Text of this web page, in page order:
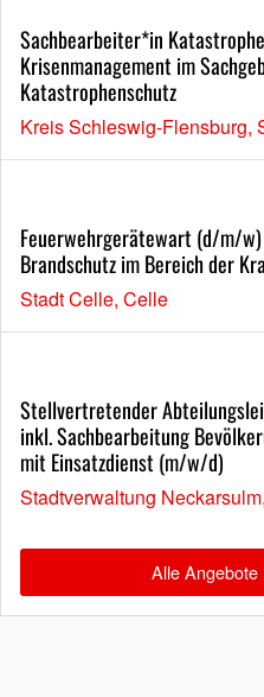
Sachbearbeiter*in
Krisenmanagement im
Katastrophenschutz
Kreis Schleswig-Flensburg,
Feuerwehrgerätewart (d/m/
Brandschutz im Bereich der
Stadt Celle, Celle
Stellvertretender
inkl. Sachbearbeitung
mit Einsatzdienst (m/w/d)
Stadtverwaltung
Alle Angebote